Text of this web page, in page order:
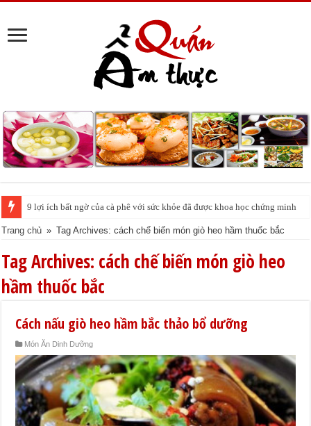
9 lợi ích bất ngờ của cà phê với sức khỏe đã được khoa học chứng minh
Trang chủ » Tag Archives: cách chế biến món giò heo hầm thuốc bắc
Tag Archives: cách chế biến món giò heo
hầm thuốc bắc
Cách nấu giò heo hầm bắc thảo bổ dưỡng
Món Ăn Dinh Dưỡng